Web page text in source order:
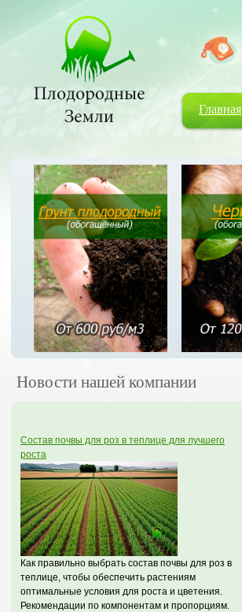
Главная
Новости нашей компании
Состав почвы для роз в теплице для лучшего
роста
Как правильно выбрать состав почвы для роз в
теплице, чтобы обеспечить растениям
оптимальные условия для роста и цветения.
Рекомендации по компонентам и пропорциям.